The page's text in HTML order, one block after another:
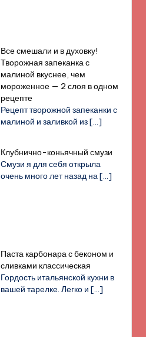
Все смешали и в духовку!
Творожная запеканка с
малиной вкуснее, чем
мороженное — 2 слоя в одном
рецепте
Рецепт творожной запеканки с
малиной и заливкой из[…]
Клубнично-коньячный смузи
Смузи я для себя открыла
очень много лет назад на[…]
Паста карбонара с беконом и
сливками классическая
Гордость итальянской кухни в
вашей тарелке. Легко и[…]